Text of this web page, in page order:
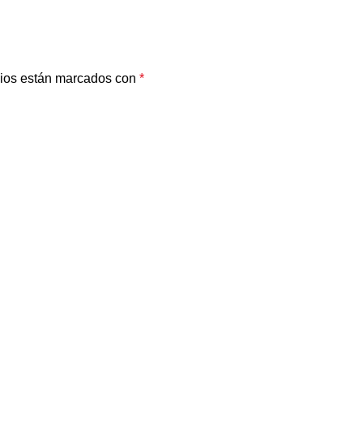
están marcados con*